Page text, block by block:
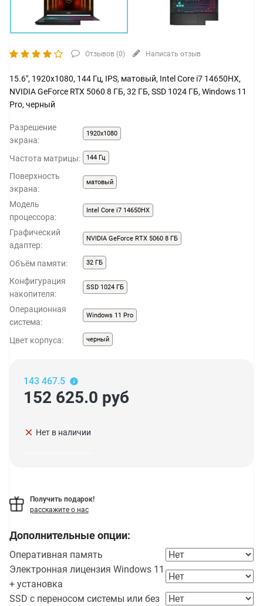
Отзывов (0) Написать отзыв
15.6", 1920x1080, 144 Гц, IPS, матовый, Intel Core i7 14650HX,
NVIDIA GeForce RTX 5060 8 ГБ, 32 ГБ, SSD 1024 ГБ, Windows 11
Pro, черный
Разрешение
экрана:
1920x1080
Частота матрицы: 144 Гц
Поверхность
экрана:
матовый
Модель
процессора:
Intel Core i7 14650HX
Графический
адаптер:
NVIDIA GeForce RTX 5060 8 ГБ
Объём памяти: 32 ГБ
Конфигурация
накопителя:
SSD 1024 ГБ
Операционная
система:
Windows 11 Pro
Цвет корпуса: черный
143 467.5
152 625.0 руб
clear Нет в наличии
Получить подарок!
расскажите о нас
Дополнительные опции:
Оперативная память
Электронная лицензия Windows 11
+ установка
SSD с переносом системы или без